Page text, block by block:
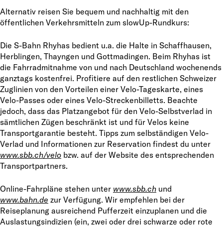
Alternativ reisen Sie bequem und nachhaltig mit den
öffentlichen Verkehrsmitteln zum slowUp-Rundkurs:
Die S-Bahn Rhyhas bedient u.a. die Halte in Schaffhausen,
Herblingen, Thayngen und Gottmadingen. Beim Rhyhas ist
die Fahrradmitnahme von und nach Deutschland wochenends
ganztags kostenfrei. Profitiere auf den restlichen Schweizer
Zuglinien von den Vorteilen einer Velo-Tageskarte, eines
Velo-Passes oder eines Velo-Streckenbilletts. Beachte
jedoch, dass das Platzangebot für den Velo-Selbstverlad in
sämtlichen Zügen beschränkt ist und für Velos keine
Transportgarantie besteht. Tipps zum selbständigen Velo-
Verlad und Informationen zur Reservation findest du unter
www.sbb.ch/velo bzw. auf der Website des entsprechenden
Transportpartners.
Online-Fahrpläne stehen unter www.sbb.ch und
www.bahn.de zur Verfügung. Wir empfehlen bei der
Reiseplanung ausreichend Pufferzeit einzuplanen und die
Auslastungsindizien (ein, zwei oder drei schwarze oder rote